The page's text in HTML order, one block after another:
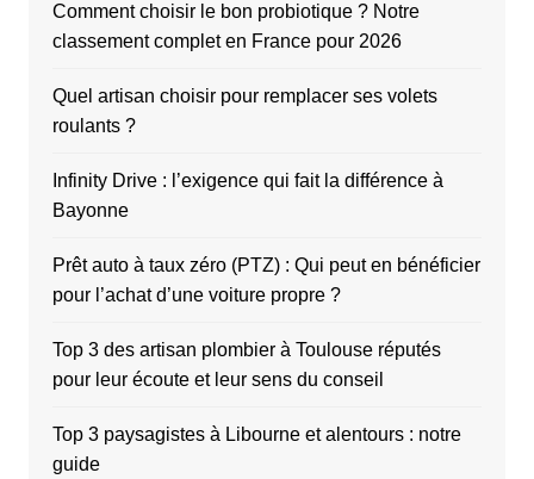
Comment choisir le bon probiotique ? Notre
classement complet en France pour 2026
Quel artisan choisir pour remplacer ses volets
roulants ?
Infinity Drive : l’exigence qui fait la différence à
Bayonne
Prêt auto à taux zéro (PTZ) : Qui peut en bénéficier
pour l’achat d’une voiture propre ?
Top 3 des artisan plombier à Toulouse réputés
pour leur écoute et leur sens du conseil
Top 3 paysagistes à Libourne et alentours : notre
guide